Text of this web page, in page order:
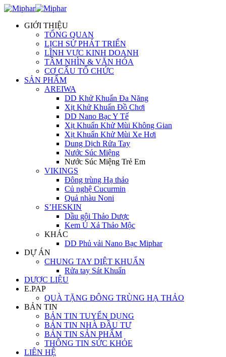
GIỚI THIỆU
TỔNG QUAN
LỊCH SỬ PHÁT TRIỂN
LĨNH VỰC KINH DOANH
TẦM NHÌN & VĂN HÓA
CƠ CẤU TỔ CHỨC
SẢN PHẨM
AREIWA
DD Khử Khuẩn Đa Năng
Xịt Khử Khuẩn Đồ Chơi
DD Nano Bạc Y Tế
Xịt Khuẩn Khử Mùi Không Gian
Xịt Khuẩn Khử Mùi Xe Hơi
Dung Dịch Rửa Tay
Nước Súc Miệng
Nước Súc Miệng Trẻ Em
VIKINGS
Đông trùng Hạ thảo
Củ nghệ Cucurmin
Quả nhàu Noni
S’HESKIN
Dầu gội Thảo Dược
Kem Ủ Xả Thảo Mộc
KHÁC
DD Phủ vải Nano Bạc Miphar
DỰ ÁN
CHUNG TAY DIỆT KHUẨN
Rửa tay Sát Khuẩn
DƯỢC LIỆU
E.PAP
QUÀ TẶNG ĐÔNG TRÙNG HẠ THẢO
BẢN TIN
BẢN TIN TUYỂN DỤNG
BẢN TIN NHÀ ĐẦU TƯ
BẢN TIN SẢN PHẨM
THÔNG TIN SỨC KHỎE
LIÊN HỆ